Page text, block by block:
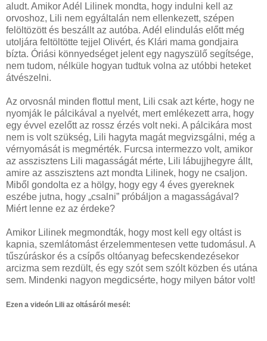
aludt. Amikor Adél Lilinek mondta, hogy indulni kell az
orvoshoz, Lili nem egyáltalán nem ellenkezett, szépen
felöltözött és beszállt az autóba. Adél elindulás előtt még
utoljára feltöltötte tejjel Olivért, és Klári mama gondjaira
bízta. Óriási könnyedséget jelent egy nagyszülő segítsége,
nem tudom, nélküle hogyan tudtuk volna az utóbbi heteket
átvészelni.
Az orvosnál minden flottul ment, Lili csak azt kérte, hogy ne
nyomják le pálcikával a nyelvét, mert emlékezett arra, hogy
egy évvel ezelőtt az rossz érzés volt neki. A pálcikára most
nem is volt szükség, Lili hagyta magát megvizsgálni, még a
vérnyomását is megmérték. Furcsa intermezzo volt, amikor
az asszisztens Lili magasságát mérte, Lili lábujjhegyre állt,
amire az asszisztens azt mondta Lilinek, hogy ne csaljon.
Miből gondolta ez a hölgy, hogy egy 4 éves gyereknek
eszébe jutna, hogy „csalni” próbáljon a magasságával?
Miért lenne ez az érdeke?
Amikor Lilinek megmondták, hogy most kell egy oltást is
kapnia, szemlátomást érzelemmentesen vette tudomásul. A
tűszúráskor és a csípős oltóanyag befecskendezésekor
arcizma sem rezdült, és egy szót sem szólt közben és utána
sem. Mindenki nagyon megdicsérte, hogy milyen bátor volt!
Ezen a videón Lili az oltásáról mesél: